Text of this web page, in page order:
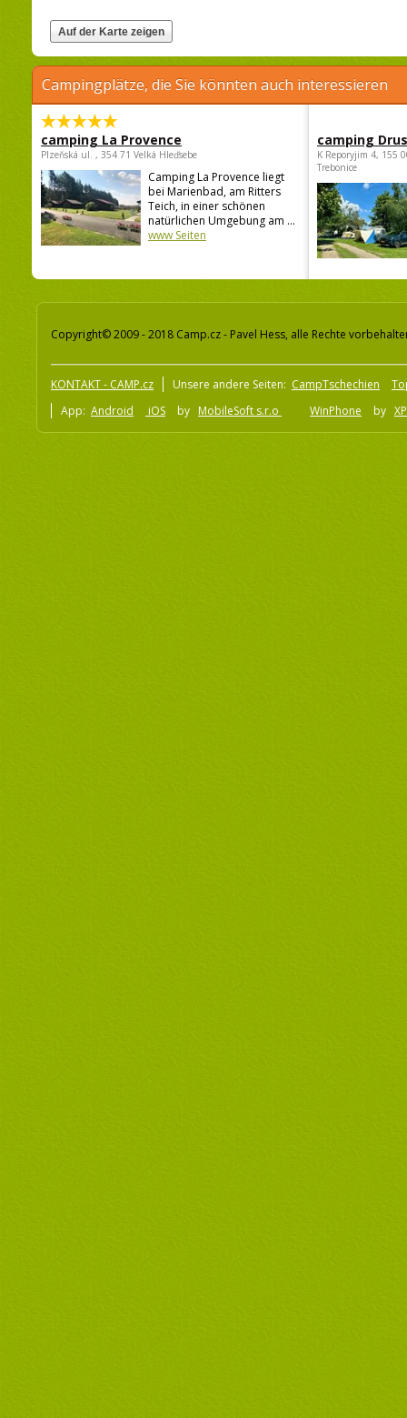
Campingplätze, die Sie könnten auch interessieren
camping La Provence
Plzeňská ul. , 354 71 Velká Hleďsebe
Camping La Provence liegt
bei Marienbad, am Ritters
Teich, in einer schönen
natürlichen Umgebung am ...
www Seiten
camping
K Reporyjim 4, 155
Trebonice
Copyright© 2009 - 2018 Camp.cz - Pavel Hess, alle Rechte
KONTAKT - CAMP.cz Unsere andere Seiten: CampTschechien
App: Android iOS by MobileSoft s.r.o WinPhone by